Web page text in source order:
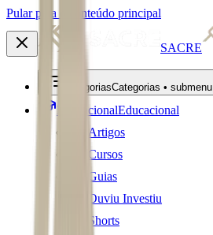
Pular para o conteúdo principal
SACRE
CategoriasCategorias • submenu
EducacionalEducacional
Artigos
Cursos
Guias
Ouviu Investiu
Shorts